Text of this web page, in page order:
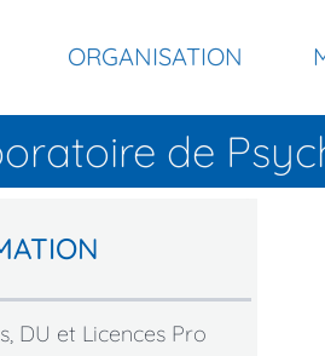
Navigation
ORGANISATION
de
DU et Licences Pro